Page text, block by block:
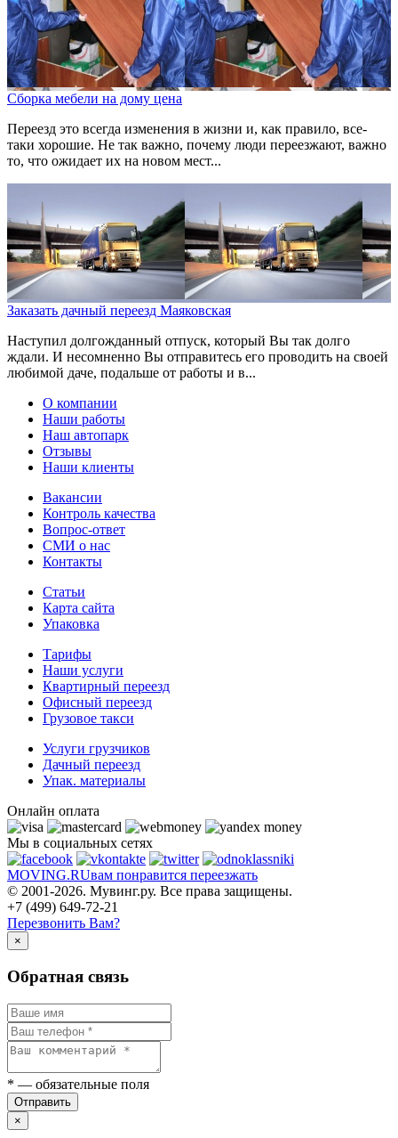
Сборка мебели на дому цена
Переезд это всегда изменения в жизни и, как правило, все-
таки хорошие. Не так важно, почему люди переезжают, важно
то, что ожидает их на новом мест...
Заказать дачный переезд Маяковская
Наступил долгожданный отпуск, который Вы так долго
ждали. И несомненно Вы отправитесь его проводить на своей
любимой даче, подальше от работы и в...
О компании
Наши работы
Наш автопарк
Отзывы
Наши клиенты
Вакансии
Контроль качества
Вопрос-ответ
СМИ о нас
Контакты
Статьи
Карта сайта
Упаковка
Тарифы
Наши услуги
Квартирный переезд
Офисный переезд
Грузовое такси
Услуги грузчиков
Дачный переезд
Упак. материалы
Онлайн оплата
Мы в социальных сетях
MOVING.RUвам понравится переезжать
© 2001-2026. Мувинг.ру. Все права защищены.
+7 (499) 649-72-21
Перезвонить Вам?
×
Обратная связь
* — обязательные поля
Отправить
×